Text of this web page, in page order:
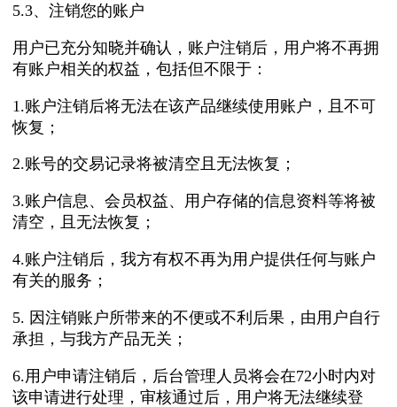
5.3、注销您的账户
用户已充分知晓并确认，账户注销后，用户将不再拥
有账户相关的权益，包括但不限于：
1.账户注销后将无法在该产品继续使用账户，且不可
恢复；
2.账号的交易记录将被清空且无法恢复；
3.账户信息、会员权益、用户存储的信息资料等将被
清空，且无法恢复；
4.账户注销后，我方有权不再为用户提供任何与账户
有关的服务；
5. 因注销账户所带来的不便或不利后果，由用户自行
承担，与我方产品无关；
6.用户申请注销后，后台管理人员将会在72小时内对
该申请进行处理，审核通过后，用户将无法继续登